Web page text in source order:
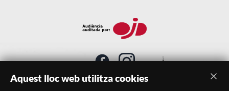
Aquest lloc web utilitza cookies